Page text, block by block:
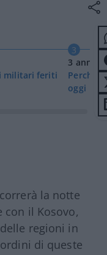
militari feriti
3
3 anni fa
Perché
oggi
la notte
con il Kosovo,
regioni in
di queste